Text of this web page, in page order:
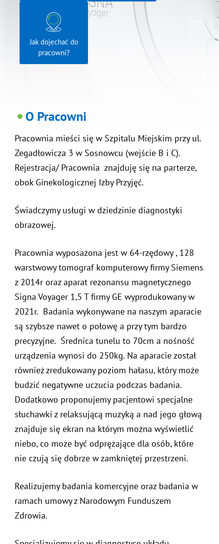
Jak dojechać do
pracowni?
O Pracowni
Pracownia mieści się w Szpitalu Miejskim przy ul.
Zegadłowicza 3 w Sosnowcu (wejście B i C).
Rejestracja/ Pracownia znajduję się na parterze,
obok Ginekologicznej Izby Przyjęć.
Świadczymy usługi w dziedzinie diagnostyki
obrazowej.
Pracownia wyposażona jest w 64-rzędowy , 128
warstwowy tomograf komputerowy firmy Siemens
z 2014r oraz aparat rezonansu magnetycznego
Signa Voyager 1,5 T firmy GE wyprodukowany w
2021r. Badania wykonywane na naszym aparacie
są szybsze nawet o połowę a przy tym bardzo
precyzyjne. Średnica tunelu to 70cm a nośność
urządzenia wynosi do 250kg. Na aparacie został
również zredukowany poziom hałasu, który może
budzić negatywne uczucia podczas badania.
Dodatkowo proponujemy pacjentowi specjalne
słuchawki z relaksującą muzyką a nad jego głową
znajduje się ekran na którym można wyświetlić
niebo, co może być odprężające dla osób, które
nie czują się dobrze w zamkniętej przestrzeni.
Realizujemy badania komercyjne oraz badania w
ramach umowy z Narodowym Funduszem
Zdrowia.